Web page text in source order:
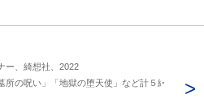
ー、綺想社、2022
の呪い」「地獄の堕天使」など計５編